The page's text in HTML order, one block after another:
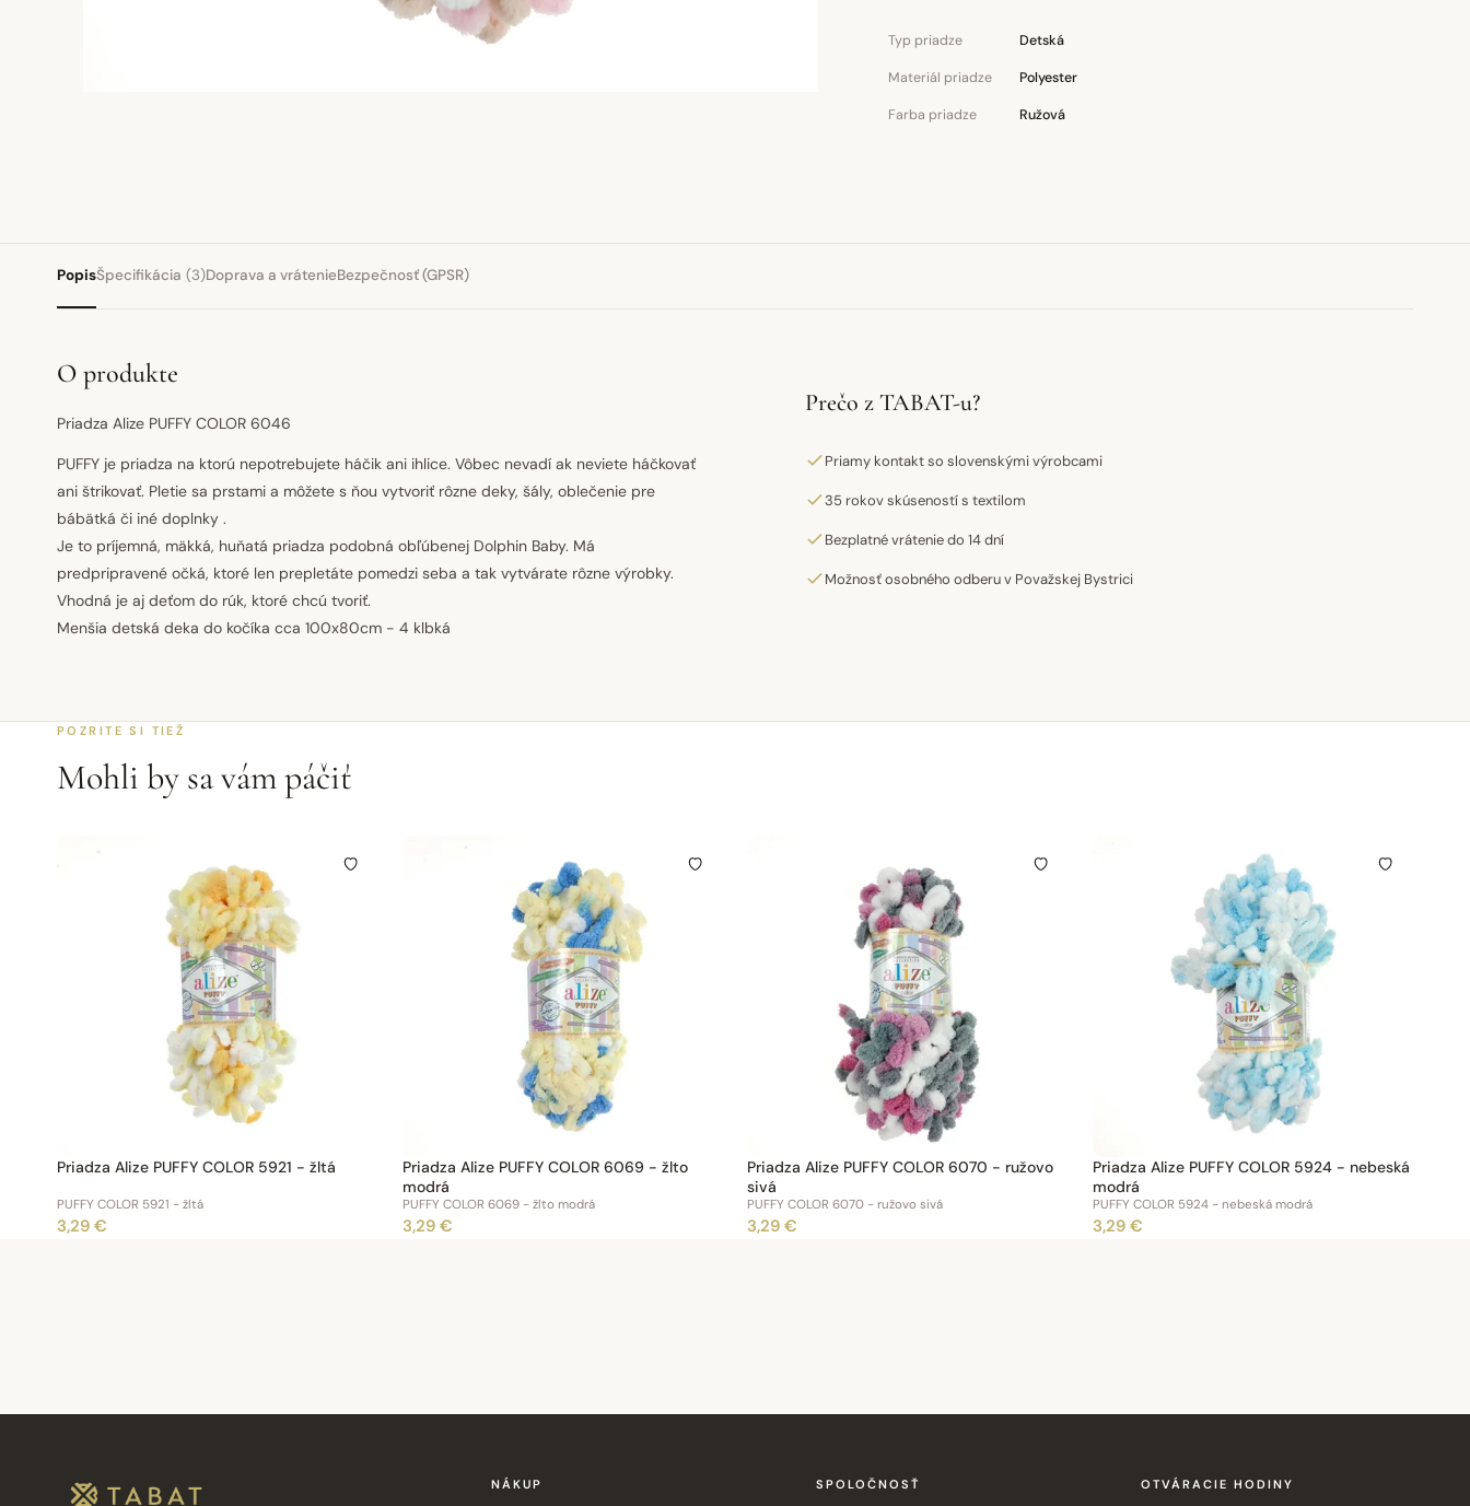
Typ priadze Detská
Materiál priadze Polyester
Farba priadze Ružová
PopisŠpecifikácia (3)Doprava a vrátenieBezpečnosť (GPSR)
O produkte
Priadza Alize PUFFY COLOR 6046
PUFFY je priadza na ktorú nepotrebujete háčik ani ihlice. Vôbec nevadí ak neviete háčkovať
ani štrikovať. Pletie sa prstami a môžete s ňou vytvoriť rôzne deky, šály, oblečenie pre
bábätká či iné doplnky .
Je to príjemná, mäkká, huňatá priadza podobná obľúbenej Dolphin Baby. Má
predpripravené očká, ktoré len prepletáte pomedzi seba a tak vytvárate rôzne výrobky.
Vhodná je aj deťom do rúk, ktoré chcú tvoriť.
Menšia detská deka do kočíka cca 100x80cm - 4 klbká
Prečo z TABAT-u?
Priamy kontakt so slovenskými výrobcami
35 rokov skúseností s textilom
Bezplatné vrátenie do 14 dní
Možnosť osobného odberu v Považskej Bystrici
POZRITE SI TIEŽ
Mohli by sa vám páčiť
Priadza Alize PUFFY COLOR 5921 - žltá
PUFFY COLOR 5921 - žltá
3,29 €
Priadza Alize PUFFY COLOR 6069 - žlto
modrá
PUFFY COLOR 6069 - žlto modrá
3,29 €
Priadza Alize PUFFY COLOR 6070 - ružovo
sivá
PUFFY COLOR 6070 - ružovo sivá
3,29 €
Priadza Alize PUFFY COLOR 5924 - nebeská
modrá
PUFFY COLOR 5924 - nebeská modrá
3,29 €
NÁKUP SPOLOČNOSŤ OTVÁRACIE HODINY